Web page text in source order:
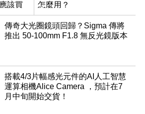
該買
怎麼用？
傳奇大光圈鏡頭回歸？Sigma 傳將
推出 50-100mm F1.8 無反光鏡版本
搭載4/3片幅感光元件的AI人工智慧
運算相機Alice Camera ，預計在7
月中旬開始交貨！